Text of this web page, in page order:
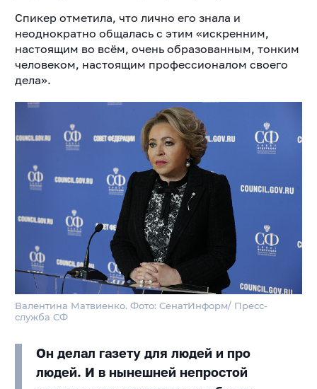
Спикер отметила, что лично его знала и
неоднократно общалась с этим «искренним,
настоящим во всём, очень образованным, тонким
человеком, настоящим профессионалом своего
дела».
Валентина Матвиенко. Фото: СенатИнформ/ Пресс-
служба СФ
Он делал газету для людей и про
людей. И в нынешней непростой